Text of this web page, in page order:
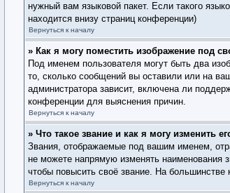
нужный вам языковой пакет. Если такого
находится внизу страниц конференции)
Вернуться к началу
» Как я могу поместить изображение под
Под именем пользователя могут быть два
то, сколько сообщений вы оставили или на
администратора зависит, включена ли
конференции для выяснения причин.
Вернуться к началу
» Что такое звание и как я могу изменить
Звания, отображаемые под вашим именем,
не можете напрямую изменять наименования
чтобы повысить своё звание. На
Вернуться к началу